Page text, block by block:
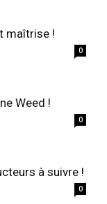
maîtrise !
0
Weed !
0
à suivre !
0